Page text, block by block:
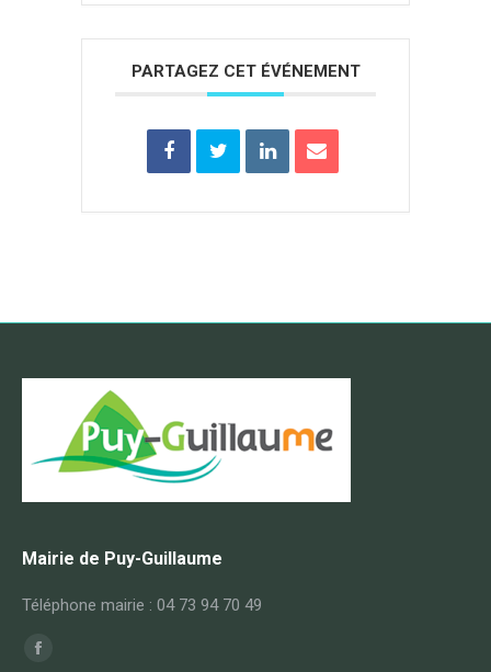
PARTAGEZ CET ÉVÉNEMENT
Mairie de Puy-Guillaume
Téléphone mairie : 04 73 94 70 49
Trouvez nous sur :
Facebook